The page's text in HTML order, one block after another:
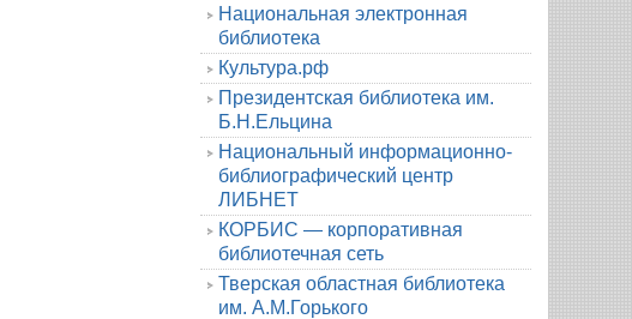
Национальная электронная
библиотека
Культура.рф
Президентская библиотека им.
Б.Н.Ельцина
Национальный информационно-
библиографический центр
ЛИБНЕТ
КОРБИС — корпоративная
библиотечная сеть
Тверская областная библиотека
им. А.М.Горького